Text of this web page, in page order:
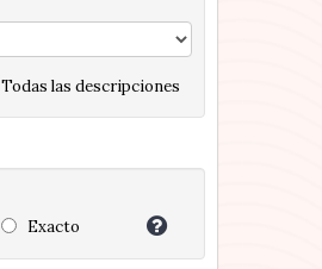
Todas las descripciones
Exacto